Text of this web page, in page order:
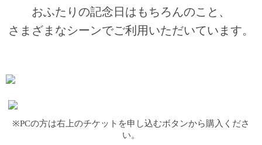
おふたりの記念日はもちろんのこと、
さまざまなシーンでご利用いただいています。
※PCの方は右上のチケットを申し込むボタンから購入くださ
い。